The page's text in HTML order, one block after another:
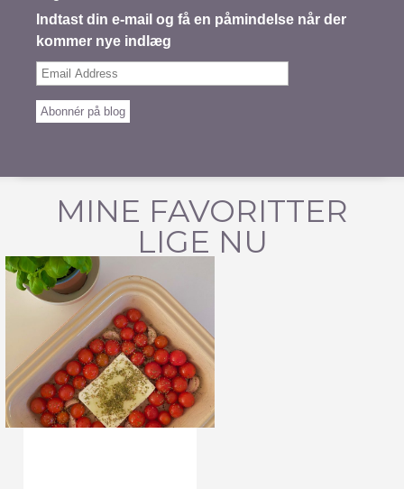
Indtast din e-mail og få en påmindelse når der
kommer nye indlæg
Email
Abonnér på blog
MINE FAVORITTER
LIGE NU